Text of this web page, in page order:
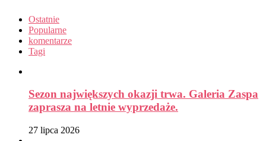
Ostatnie
Popularne
komentarze
Tagi
Sezon największych okazji trwa. Galeria Zaspa
zaprasza na letnie wyprzedaże.
27 lipca 2026